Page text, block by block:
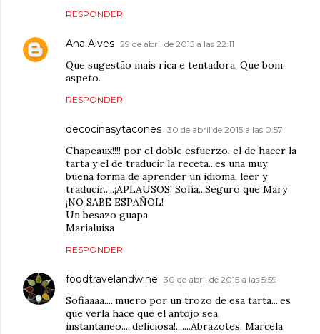
RESPONDER
Ana Alves 29 de abril de 2015 a las 22:11
Que sugestão mais rica e tentadora. Que bom
aspeto.
RESPONDER
decocinasytacones 30 de abril de 2015 a las 0:57
Chapeaux!!!! por el doble esfuerzo, el de hacer la
tarta y el de traducir la receta...es una muy
buena forma de aprender un idioma, leer y
traducir.....¡APLAUSOS! Sofía...Seguro que Mary
¡NO SABE ESPAÑOL!
Un besazo guapa
Marialuisa
RESPONDER
foodtravelandwine 30 de abril de 2015 a las 5:59
Sofiaaaa.....muero por un trozo de esa tarta....es
que verla hace que el antojo sea
instantaneo.....deliciosa!.......Abrazotes, Marcela